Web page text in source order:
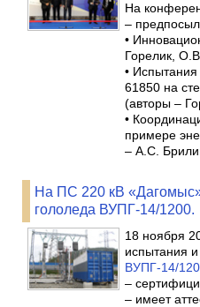
На
–
•
Горелик,
•
61850 на
(авторы –
•
примере
– А.С.
На ПС 220 кВ «Дагомыс»
гололеда ВУПГ-14/1200.
18 ноября
испытания
ВУПГ-14/
–
– имеет